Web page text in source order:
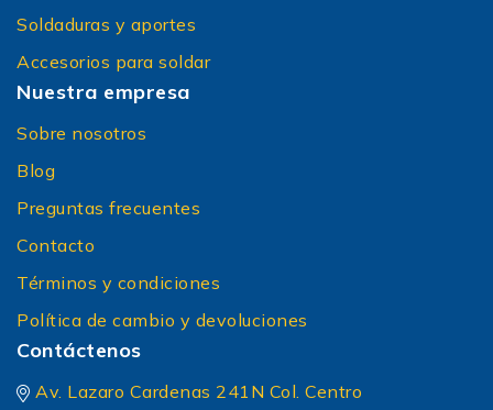
Soldaduras y aportes
Accesorios para soldar
Nuestra empresa
Sobre nosotros
Blog
Preguntas frecuentes
Contacto
Términos y condiciones
Política de cambio y devoluciones
Contáctenos
Av. Lazaro Cardenas 241N Col. Centro